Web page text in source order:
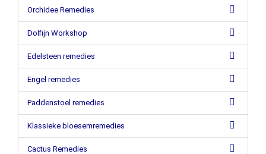
Orchidee Remedies
Dolfijn Workshop
Edelsteen remedies
Engel remedies
Paddenstoel remedies
Klassieke bloesemremedies
Cactus Remedies